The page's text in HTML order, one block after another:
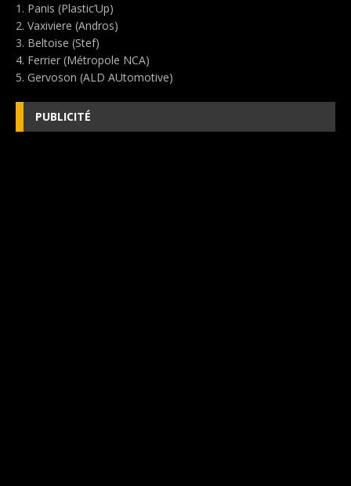
1. Panis (Plastic’Up)
2. Vaxiviere (Andros)
3. Beltoise (Stef)
4. Ferrier (Métropole NCA)
5. Gervoson (ALD AUtomotive)
PUBLICITÉ